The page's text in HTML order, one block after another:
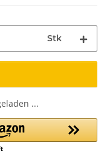
Stk
...